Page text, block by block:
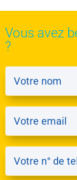
Vous avez
?